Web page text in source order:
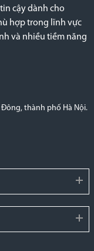
cậy dành cho
hợp trong lĩnh vực
và nhiều tiềm năng
Đông, thành phố Hà Nội.